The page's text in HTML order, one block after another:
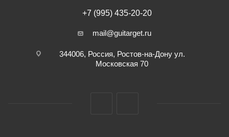
+7 (995) 435-20-20
mail@guitarget.ru
344006, Россия, Ростов-на-Дону ул.
Московская 70